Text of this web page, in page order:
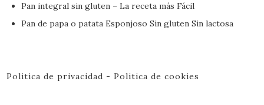
Pan integral sin gluten – La receta más Fácil
Pan de papa o patata Esponjoso Sin gluten Sin lactosa
Politica de privacidad -Politica de cookies